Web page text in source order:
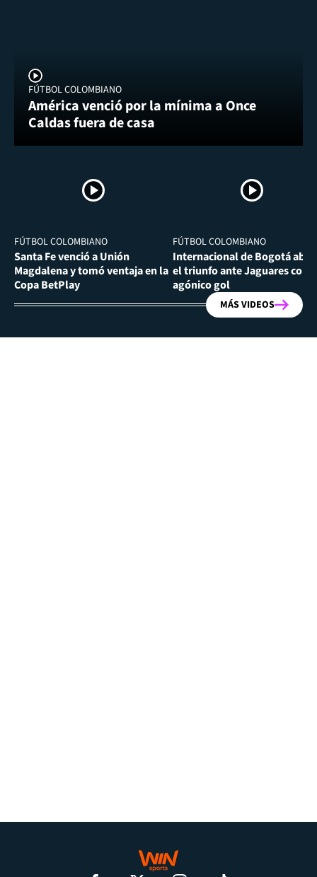
FÚTBOL COLOMBIANO
América venció por la mínima a Once
Caldas fuera de casa
FÚTBOL COLOMBIANO
Santa Fe venció a Unión
Magdalena y tomó ventaja en la
Copa BetPlay
FÚTBOL COLOMBIANO
Internacional de Bogotá
el triunfo ante Jaguares con
agónico gol
MÁS VIDEOS